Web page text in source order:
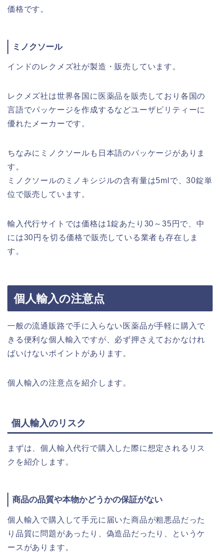
価格です。
ミノクソール
インドのレクメズ社が製造・販売しています。
レクメズ社は世界各国に医薬品を販売しており各国の
言語でパッケージを作成するなどユーザビリティーに
優れたメーカーです。
ちなみにミノクソールも日本語のパッケージがありま
す。
ミノクソールのミノキシジルの含有量は5mlで、30錠単
位で販売しています。
輸入代行サイトでは価格は1錠あたり30～35円で、中
には30円を切る価格で販売している業者も存在しま
す。
個人輸入の注意点
一般の流通販路で手に入らない医薬品が手軽に購入で
きる便利な個人輸入ですが、必ず押さえておかなけれ
ばいけないポイントがあります。
個人輸入の注意点を紹介します。
個人輸入のリスク
まずは、個人輸入代行で購入した際に想定されるリス
クを紹介します。
商品の品質や本物かどうかの保証がない
個人輸入で購入して手元に届いた商品が粗悪品だった
り品質に問題があったり、偽造品だったり、というケ
ースがあります。